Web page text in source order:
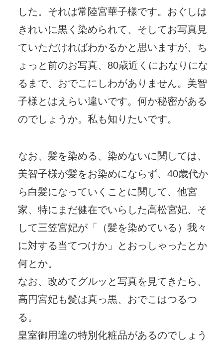
した。それは常陸宮華子様です。おぐしは
きれいに黒く染められて、そしてお写真見
ていただければわかるかと思いますが、ち
ょっと前のお写真、80歳近くにおなりにな
るまで、おでこにしわがありません。美智
子様とはえらい違いです。何か秘密がある
のでしょうか。私も知りたいです。
なお、髪を染める、染めないに関しては、
美智子様が髪をお染めにならず、40歳代か
ら白髪になっていくことに関して、他宮
家、特にまだ健在でいらした高松宮妃、そ
して三笠宮妃が「（髪を染めている）我々
に対する当てつけか」とおっしゃったとか
何とか。
なお、改めてグルッと写真を見てきたら、
高円宮妃も髪は真っ黒、おでこはつるつ
る。
皇室御用達の特別化粧品があるのでしょう